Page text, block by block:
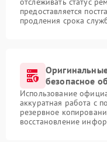
предоставляется
продления срока
безопасное
Использование
аккуратная работа с
резервное
восстановление